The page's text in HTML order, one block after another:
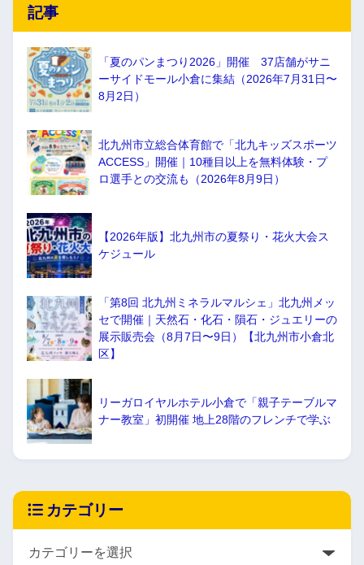
記事
「夏のパンまつり2026」開催 37店舗がサニ
ーサイドモール小倉に集結（2026年7月31日〜
8月2日）
北九州市立総合体育館で「北九キッズスポーツ
ACCESS」開催｜10種目以上を無料体験・プ
ロ選手との交流も（2026年8月9日）
【2026年版】北九州市の夏祭り・花火大会ス
ケジュール
「第8回 北九州ミネラルマルシェ」北九州メッ
セで開催｜天然石・化石・隕石・ジュエリーの
展示販売会（8月7日〜9日）【北九州市小倉北
区】
リーガロイヤルホテル小倉で「親子テーブルマ
ナー教室」初開催 地上28階のフレンチで学ぶ
カテゴリー